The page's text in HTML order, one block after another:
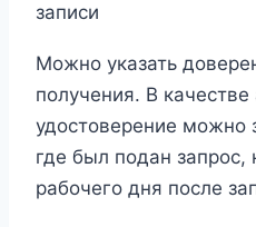
записи​
Можно указать
получения. В качестве
удостоверение можно
где был подан запрос,
рабочего дня после